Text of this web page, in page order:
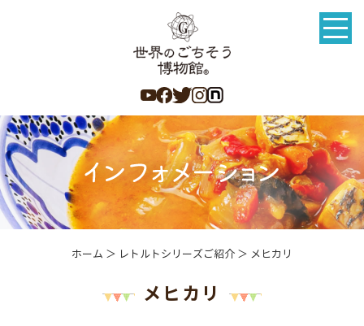
ホーム ＞ レトルトシリーズご紹介 ＞ メヒカリ
メヒカリ